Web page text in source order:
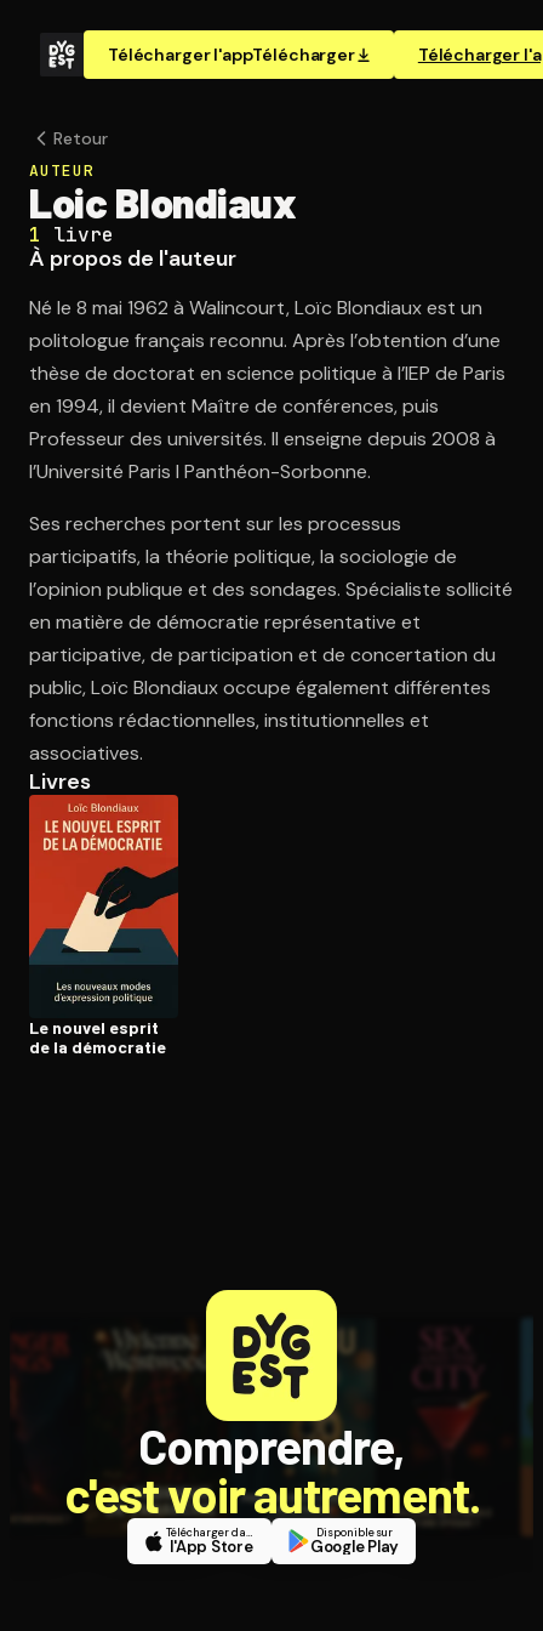
Télécharger l'appTélécharger Télécharger
Ouvre l'app Appareil photo, pointe sur le code. C'est gratuit à
Retour
AUTEUR
Loic Blondiaux
1 livre
À propos de l'auteur
Né le 8 mai 1962 à Walincourt, Loïc Blondiaux est un
politologue français reconnu. Après l’obtention d’une
thèse de doctorat en science politique à l’IEP de Paris
en 1994, il devient Maître de conférences, puis
Professeur des universités. Il enseigne depuis 2008 à
l’Université Paris I Panthéon-Sorbonne.
Ses recherches portent sur les processus
participatifs, la théorie politique, la sociologie de
l’opinion publique et des sondages. Spécialiste sollicité
en matière de démocratie représentative et
participative, de participation et de concertation du
public, Loïc Blondiaux occupe également différentes
fonctions rédactionnelles, institutionnelles et
associatives.
Livres
Le nouvel esprit
de la démocratie
Comprendre,
c'est voir autrement.
Télécharger dans
l'App Store
Disponible sur
Google Play